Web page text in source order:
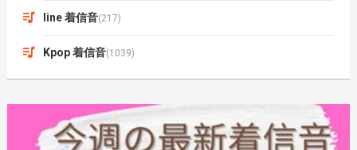
line 着信音(217)
Kpop 着信音(1039)